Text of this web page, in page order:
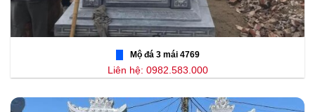
Mộ đá 3 mái 4769
Liên hệ: 0982.583.000